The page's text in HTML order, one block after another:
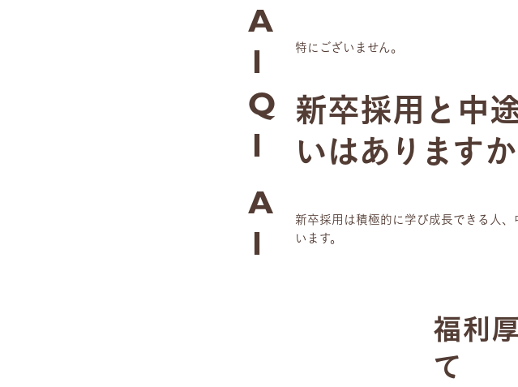
A
1
特にございません。
Q
1
新卒採用と中
いはありますか
A
1
新卒採用は積極的に学び成長できる人
います。
福利
て